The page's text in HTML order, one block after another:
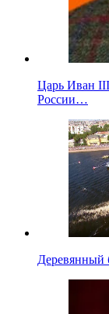
Царь Иван
России…
Деревянный